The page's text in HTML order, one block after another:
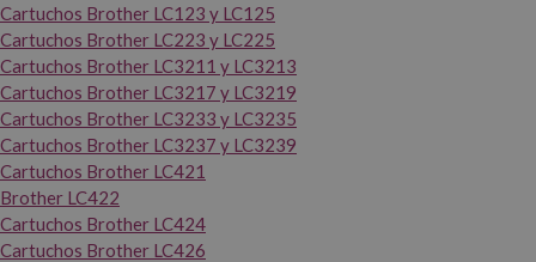
Cartuchos Brother LC123 y LC125
Cartuchos Brother LC223 y LC225
Cartuchos Brother LC3211 y LC3213
Cartuchos Brother LC3217 y LC3219
Cartuchos Brother LC3233 y LC3235
Cartuchos Brother LC3237 y LC3239
Cartuchos Brother LC421
Brother LC422
Cartuchos Brother LC424
Cartuchos Brother LC426